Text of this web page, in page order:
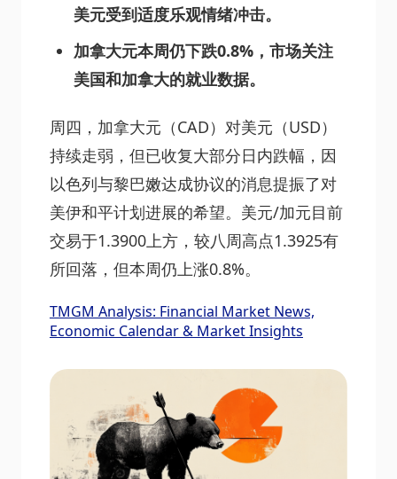
美元受到适度乐观情绪冲击。
加拿大元本周仍下跌0.8%，市场关注
美国和加拿大的就业数据。
周四，加拿大元（CAD）对美元（USD）
持续走弱，但已收复大部分日内跌幅，因
以色列与黎巴嫩达成协议的消息提振了对
美伊和平计划进展的希望。美元/加元目前
交易于1.3900上方，较八周高点1.3925有
所回落，但本周仍上涨0.8%。
TMGM Analysis: Financial Market News,
Economic Calendar & Market Insights